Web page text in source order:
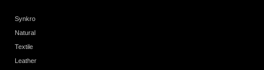
Synkro
Natural
Textile
Leather